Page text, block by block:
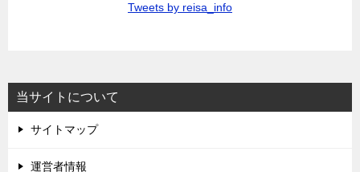
Tweets by reisa_info
当サイトについて
サイトマップ
運営者情報